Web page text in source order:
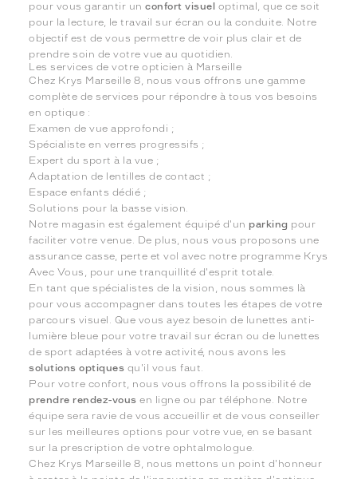
pour vous garantir unconfort visuel optimal, que ce soit
pour la lecture, le travail sur écran ou la conduite. Notre
objectif est de vous permettre de voir plus clair et de
prendre soin de votre vue au quotidien.
Les services de votre opticien à Marseille
Chez Krys Marseille 8, nous vous offrons une gamme
complète de services pour répondre à tous vos besoins
en optique :
Examen de vue approfondi ;
Spécialiste en verres progressifs ;
Expert du sport à la vue ;
Adaptation de lentilles de contact ;
Espace enfants dédié ;
Solutions pour la basse vision.
Notre magasin est également équipé d'un parking pour
faciliter votre venue. De plus, nous vous proposons une
assurance casse, perte et vol avec notre programme Krys
Avec Vous, pour une tranquillité d'esprit totale.
En tant que spécialistes de la vision, nous sommes là
pour vous accompagner dans toutes les étapes de votre
parcours visuel. Que vous ayez besoin de lunettes anti-
lumière bleue pour votre travail sur écran ou de lunettes
de sport adaptées à votre activité, nous avons les
solutions optiques qu'il vous faut.
Pour votre confort, nous vous offrons la possibilité de
prendre rendez-vous en ligne ou par téléphone. Notre
équipe sera ravie de vous accueillir et de vous conseiller
sur les meilleures options pour votre vue, en se basant
sur la prescription de votre ophtalmologue.
Chez Krys Marseille 8, nous mettons un point d'honneur